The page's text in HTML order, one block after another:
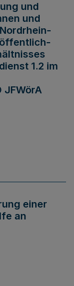
und
und
1.2 im
JFWörA
einer
an